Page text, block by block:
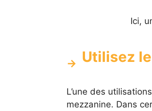
Ici,
Utilisez
L’une des
mezzanine. Dans